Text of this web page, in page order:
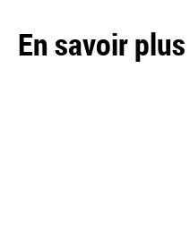
En savoir plus